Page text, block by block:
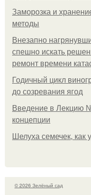
Заморозка и
методы
Внезапно
спешно искать
ремонт времени
Годичный цикл
до созревания ягод
Введение в Лекцию
концепции
Шелуха семечек, как
© 2026 Зелёный сад